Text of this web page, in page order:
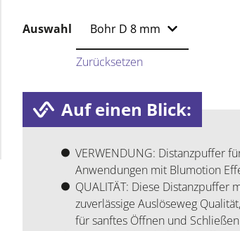
Auswahl
Zurücksetzen
Auf einen Blick:
VERWENDUNG: Distanzpuffer
Anwendungen mit Blumotion
QUALITÄT: Diese Distanzpuffer
zuverlässige Auslöseweg
für sanftes Öffnen und Schließen